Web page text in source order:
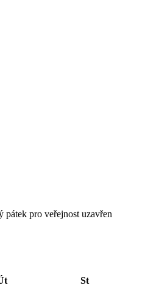
pátek pro veřejnost uzavřen
St